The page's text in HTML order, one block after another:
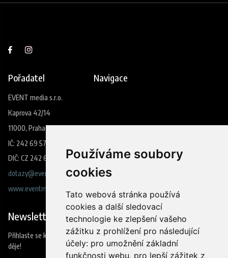
Používáme soubory
cookies
Tato webová stránka používá
cookies a další sledovací
technologie ke zlepšení vašeho
zážitku z prohlížení pro následující
účely: pro umožnění základní
funkčnosti webu, pro lepší zážitek z
Pořadatel
EVENT media s.r.o.
Kaprova 42/14
11000, Praha 1
IČ: 242 69 573
DIČ: CZ 242 69 573
dotazy@eventmedia.cz
www.eventmedia.cz
Navigace
Newsletter
Přihlaste se k odběru našeho newsleteru a budete jako první vědět co se
děje!